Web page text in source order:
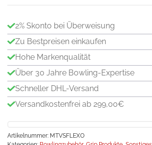
2% Skonto bei Überweisung
Zu Bestpreisen einkaufen
Hohe Markenqualität
Über 30 Jahre Bowling-Expertise
Schneller DHL-Versand
Versandkostenfrei ab 299,00€
Artikelnummer: MTVSFLEXO